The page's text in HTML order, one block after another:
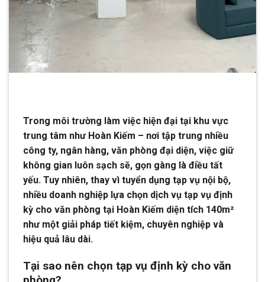
Trong môi trường làm việc hiện đại tại khu vực
trung tâm như Hoàn Kiếm – nơi tập trung nhiều
công ty, ngân hàng, văn phòng đại diện, việc giữ
không gian luôn sạch sẽ, gọn gàng là điều tất
yếu. Tuy nhiên, thay vì tuyển dụng tạp vụ nội bộ,
nhiều doanh nghiệp lựa chọn dịch vụ tạp vụ định
kỳ cho văn phòng tại Hoàn Kiếm diện tích 140m²
như một giải pháp tiết kiệm, chuyên nghiệp và
hiệu quả lâu dài.
Tại sao nên chọn tạp vụ định kỳ cho văn